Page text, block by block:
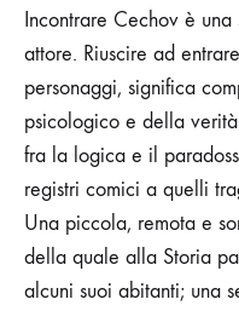
Incontrare Cechov è
attore. Riuscire ad
personaggi, significa
psicologico e della
fra la logica e il
registri comici a quelli
Una piccola, remota e
della quale alla Storia
alcuni suoi abitanti; una